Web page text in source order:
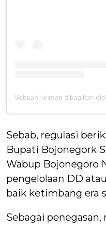
Sebab, regulasi
Bupati Bojonegork
Wabup Bojonegoro
pengelolaan DD
baik ketimbang era
Sebagai